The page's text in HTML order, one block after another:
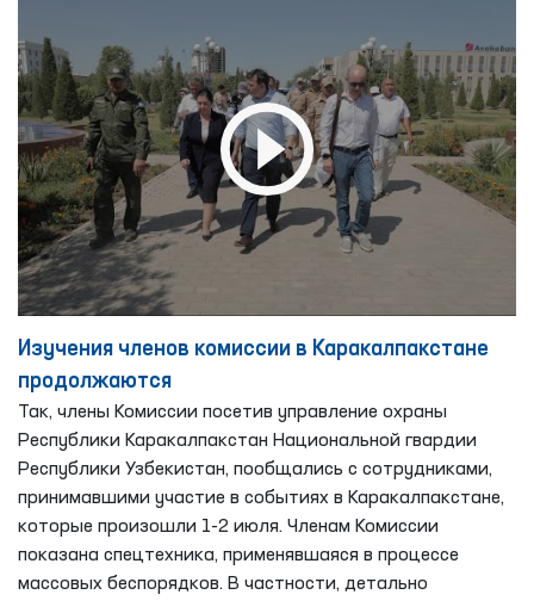
Изучения членов комиссии в Каракалпакстане
продолжаются
Так, члены Комиссии посетив управление охраны
Республики Каракалпакстан Национальной гвардии
Республики Узбекистан, пообщались с сотрудниками,
принимавшими участие в событиях в Каракалпакстане,
которые произошли 1-2 июля. Членам Комиссии
показана спецтехника, применявшаяся в процессе
массовых беспорядков. В частности, детально